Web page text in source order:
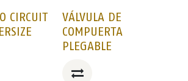
CIRCUIT
VÁLVULA DE
COMPUERTA
PLEGABLE